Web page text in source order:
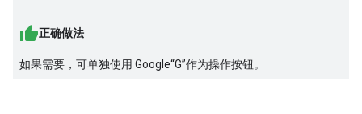
正确做法
如果需要，可单独使用 Google“G”作为操作按钮。